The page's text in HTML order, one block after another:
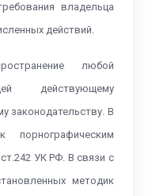
владельца
действий.
любой
действующему
законодательству. В
УК РФ. В связи с
методик